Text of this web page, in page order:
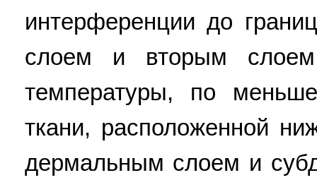
интерференции до
слоем и вторым
температуры, по
ткани, расположенной
дермальным слоем и